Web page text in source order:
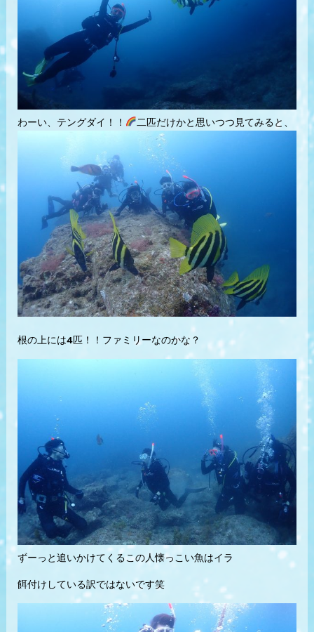
わーい、テングダイ！！ 二匹だけかと思いつつ見てみると、
根の上には4匹！！ファミリーなのかな？
ずーっと追いかけてくるこの人懐っこい魚はイラ
餌付けしている訳ではないです笑